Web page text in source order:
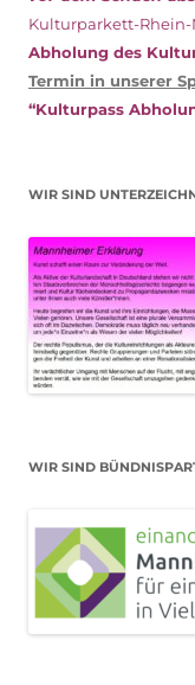
Kulturparkett-Rhein-
Abholung des
Termin in unserer
“Kulturpass
WIR SIND
WIR SIND